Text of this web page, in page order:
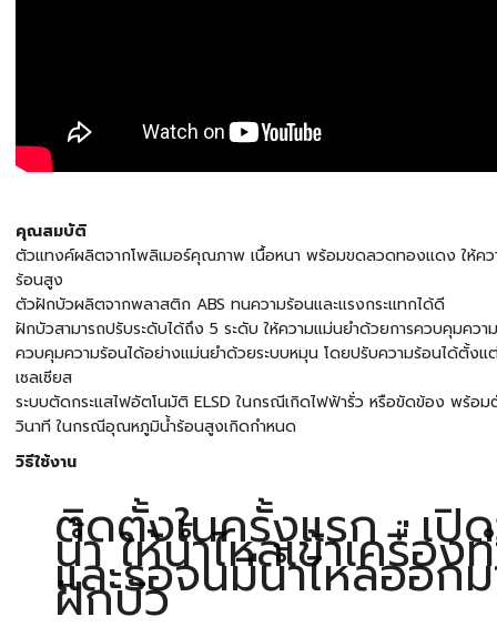
คุณสมบัติ
ตัวแทงค์ผลิตจากโพลิเมอร์คุณภาพ เนื้อหนา พร้อมขดลวดทองแดง ให้ค
ร้อนสูง
ตัวฝักบัวผลิตจากพลาสติก ABS ทนความร้อนและแรงกระแทกได้ดี
ฝักบัวสามารถปรับระดับได้ถึง 5 ระดับ ให้ความแม่นยำด้วยการควบคุมคว
ควบคุมความร้อนได้อย่างแม่นยำด้วยระบบหมุน โดยปรับความร้อนได้ตั้ง
เซลเซียส
ระบบตัดกระแสไฟอัตโนมัติ ELSD ในกรณีเกิดไฟฟ้ารั่ว หรือขัดข้อง พร้อ
วินาที ในกรณีอุณหภูมิน้ำร้อนสูงเกิดกำหนด
วิธีใช้งาน
ติดตั้งในครั้งแรก : เปิ
น้ำ ให้น้ำไหลเข้าเครื่อง
และรอจนมีน้ำไหลออก
ฝักบัว